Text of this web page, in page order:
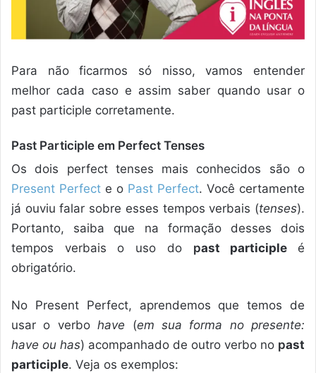
Para não ficarmos só nisso, vamos entender
melhor cada caso e assim saber quando usar o
past participle corretamente.
Past Participle em Perfect Tenses
Os dois perfect tenses mais conhecidos são o
Present Perfect e o Past Perfect. Você certamente
já ouviu falar sobre esses tempos verbais (tenses).
Portanto, saiba que na formação desses dois
tempos verbais o uso do past participle é
obrigatório.
No Present Perfect, aprendemos que temos de
usar o verbohave (em sua forma no presente:
have ou has) acompanhado de outro verbo no past
participle. Veja os exemplos: